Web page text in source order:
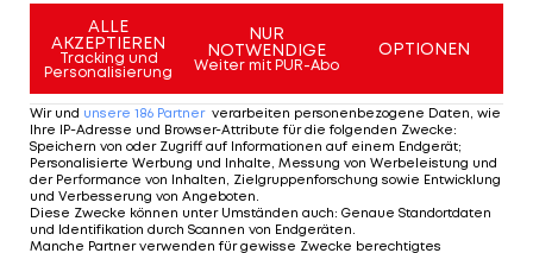
Am Ende küren wir die besten Videos. Auf die
Sieger warten ein signiertes Trikot von
Alabasowie andere Preise.
Und so könnte das aussehen:
ALLE
AKZEPTIEREN
Tracking und
Personalisierung
NUR
NOTWENDIGE
Weiter mit PUR-Abo
OPTIONEN
Wir und unsere 186 Partner verarbeiten personenbezogene Daten, wie
Ihre IP-Adresse und Browser-Attribute für die folgenden Zwecke:
Speichern von oder Zugriff auf Informationen auf einem Endgerät;
Personalisierte Werbung und Inhalte, Messung von Werbeleistung und
der Performance von Inhalten, Zielgruppenforschung sowie Entwicklung
und Verbesserung von Angeboten.
Diese Zwecke können unter Umständen auch: Genaue Standortdaten
und Identifikation durch Scannen von Endgeräten.
Manche Partner verwenden für gewisse Zwecke berechtigtes